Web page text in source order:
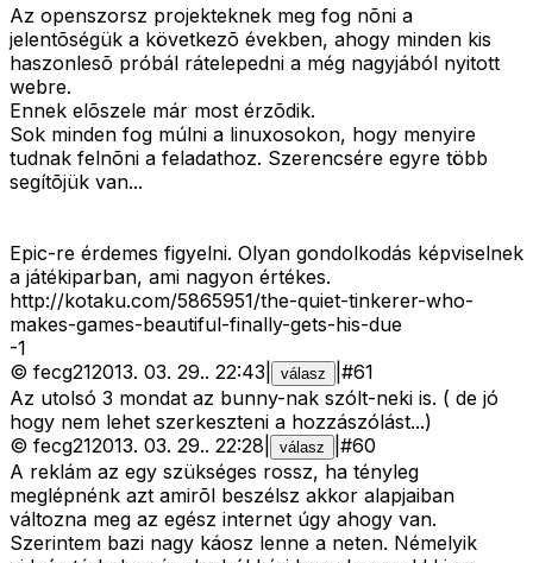
Az openszorsz projekteknek meg fog nõni a
jelentõségük a következõ években, ahogy minden kis
haszonlesõ próbál rátelepedni a még nagyjából nyitott
webre.
Ennek elõszele már most érzõdik.
Sok minden fog múlni a linuxosokon, hogy menyire
tudnak felnõni a feladathoz. Szerencsére egyre több
segítõjük van...
Epic-re érdemes figyelni. Olyan gondolkodás képviselnek
a játékiparban, ami nagyon értékes.
http://kotaku.com/5865951/the-quiet-tinkerer-who-
makes-games-beautiful-finally-gets-his-due
-1
© fecg212013. 03. 29.. 22:43 válasz #61
Az utolsó 3 mondat az bunny-nak szólt-neki is. ( de jó
hogy nem lehet szerkeszteni a hozzászólást...)
© fecg212013. 03. 29.. 22:28 válasz #60
A reklám az egy szükséges rossz, ha tényleg
meglépnénk azt amirõl beszélsz akkor alapjaiban
változna meg az egész internet úgy ahogy van.
Szerintem bazi nagy káosz lenne a neten. Némelyik